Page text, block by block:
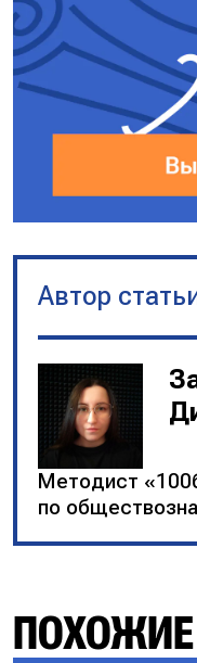
а)
б)
в)
а) не
в) в
Автор
Методист
по
ПОХОЖИЕ